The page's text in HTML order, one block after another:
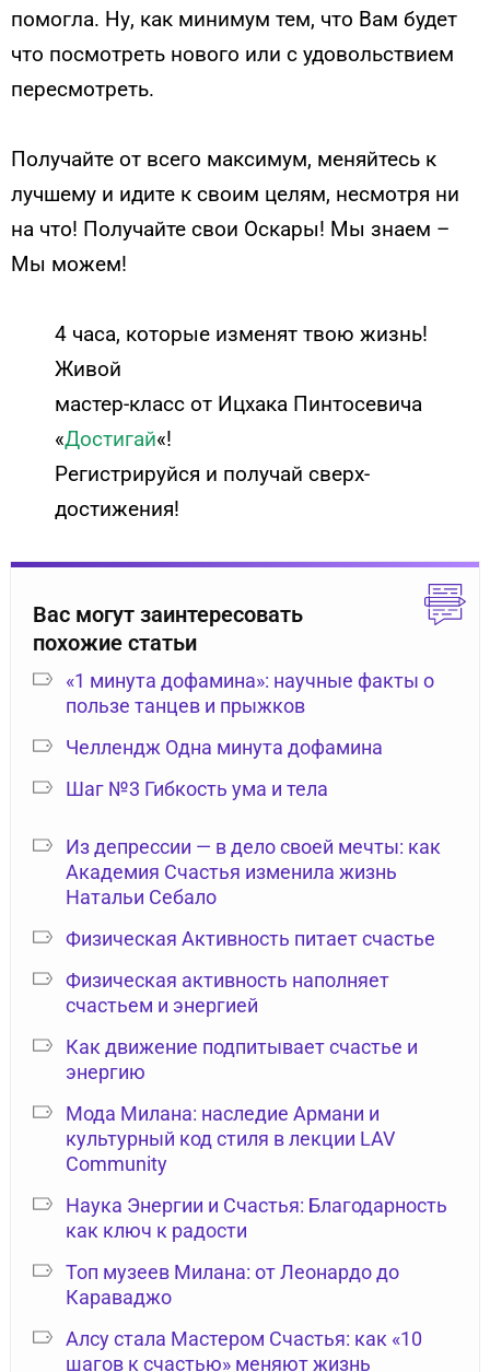
помогла. Ну, как минимум тем, что Вам будет
что посмотреть нового или с удовольствием
пересмотреть.
Получайте от всего максимум, меняйтесь к
лучшему и идите к своим целям, несмотря ни
на что! Получайте свои Оскары! Мы знаем –
Мы можем!
4 часа, которые изменят твою жизнь!
Живой
мастер-класс от Ицхака Пинтосевича
«Достигай«!
Регистрируйся и получай сверх-
достижения!
Вас могут заинтересовать
похожие статьи
«1 минута дофамина»: научные факты о
пользе танцев и прыжков
Челлендж Одна минута дофамина
Шаг №3 Гибкость ума и тела
Из депрессии — в дело своей мечты: как
Академия Счастья изменила жизнь
Натальи Себало
Физическая Активность питает счастье
Физическая активность наполняет
счастьем и энергией
Как движение подпитывает счастье и
энергию
Мода Милана: наследие Армани и
культурный код стиля в лекции LAV
Community
Наука Энергии и Счастья: Благодарность
как ключ к радости
Топ музеев Милана: от Леонардо до
Караваджо
Алсу стала Мастером Счастья: как «10
шагов к счастью» меняют жизнь